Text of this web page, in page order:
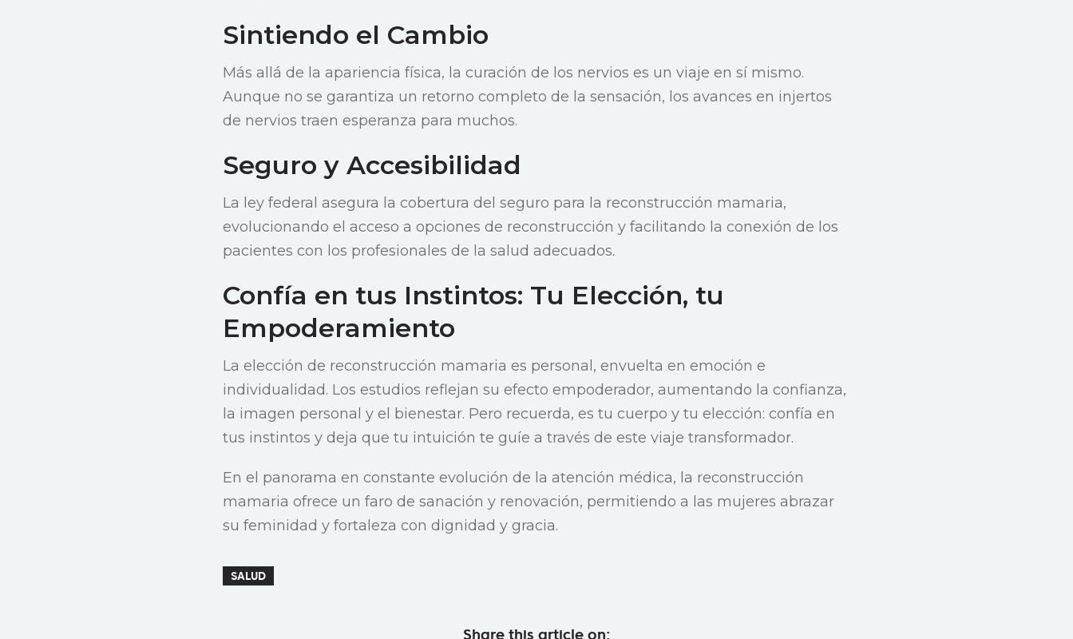
Sintiendo el Cambio
Más allá de la apariencia física, la curación de los nervios es un viaje en sí mismo.
Aunque no se garantiza un retorno completo de la sensación, los avances en injertos
de nervios traen esperanza para muchos.
Seguro y Accesibilidad
La ley federal asegura la cobertura del seguro para la reconstrucción mamaria,
evolucionando el acceso a opciones de reconstrucción y facilitando la conexión de los
pacientes con los profesionales de la salud adecuados.
Confía en tus Instintos: Tu Elección, tu
Empoderamiento
La elección de reconstrucción mamaria es personal, envuelta en emoción e
individualidad. Los estudios reflejan su efecto empoderador, aumentando la confianza,
la imagen personal y el bienestar. Pero recuerda, es tu cuerpo y tu elección: confía en
tus instintos y deja que tu intuición te guíe a través de este viaje transformador.
En el panorama en constante evolución de la atención médica, la reconstrucción
mamaria ofrece un faro de sanación y renovación, permitiendo a las mujeres abrazar
su feminidad y fortaleza con dignidad y gracia.
SALUD
Share this article on: